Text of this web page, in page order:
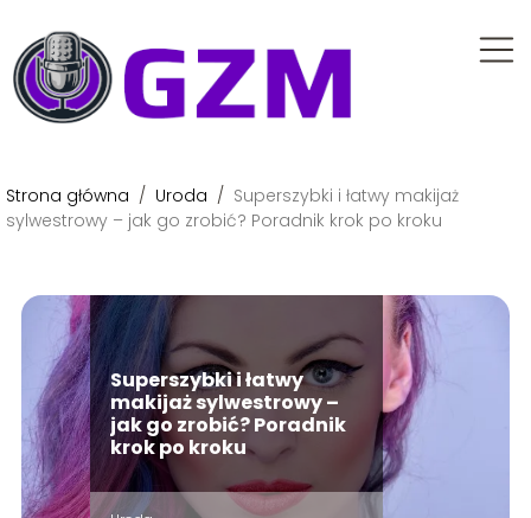
Strona główna / Uroda / Superszybki i łatwy makijaż
sylwestrowy – jak go zrobić? Poradnik krok po kroku
Superszybki i łatwy
makijaż sylwestrowy –
jak go zrobić? Poradnik
krok po kroku